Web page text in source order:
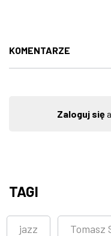
KOMENTARZE
Zaloguj się
TAGI
jazz Tomasz